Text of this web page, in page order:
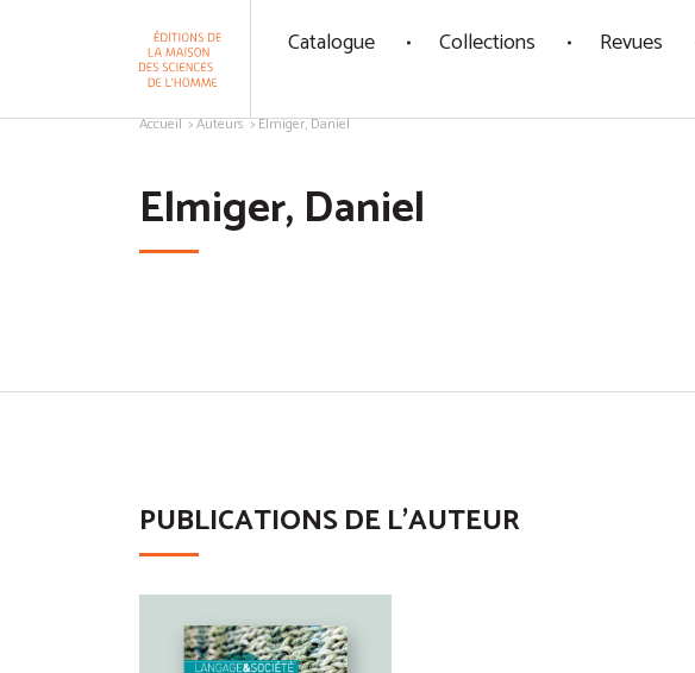
Catalogue Collections Revues
Accueil Auteurs Elmiger, Daniel
Elmiger, Daniel
PUBLICATIONS DE L'AUTEUR